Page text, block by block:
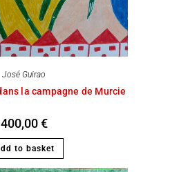
José Guirao
la campagne de Murcie
400,00€
to basket